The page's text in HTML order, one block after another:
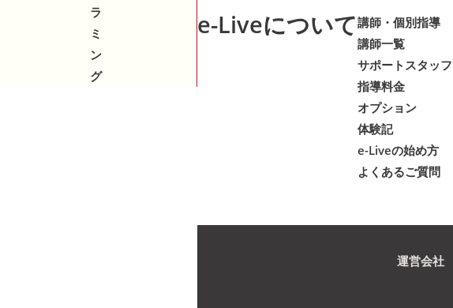
ラ
ミ
ン
グ
e-Liveについて講師・個別指導
講師一覧
サポートスタッフ
指導料金
オプション
体験記
e-Liveの始め方
よくあるご質問
運営会社